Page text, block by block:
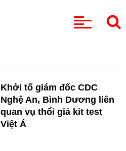
Khởi tố giám đốc CDC
Nghệ An, Bình Dương liên
quan vụ thổi giá kit test
Việt Á